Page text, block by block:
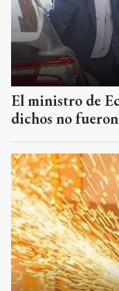
El ministro de
dichos no